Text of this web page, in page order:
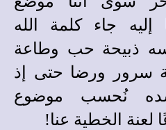
جاء كلمة الله
ذبيحة حب وطاعة
سرور ورضا حتى إذ
نُحسب موضوع
لعنة الخطية عنا!